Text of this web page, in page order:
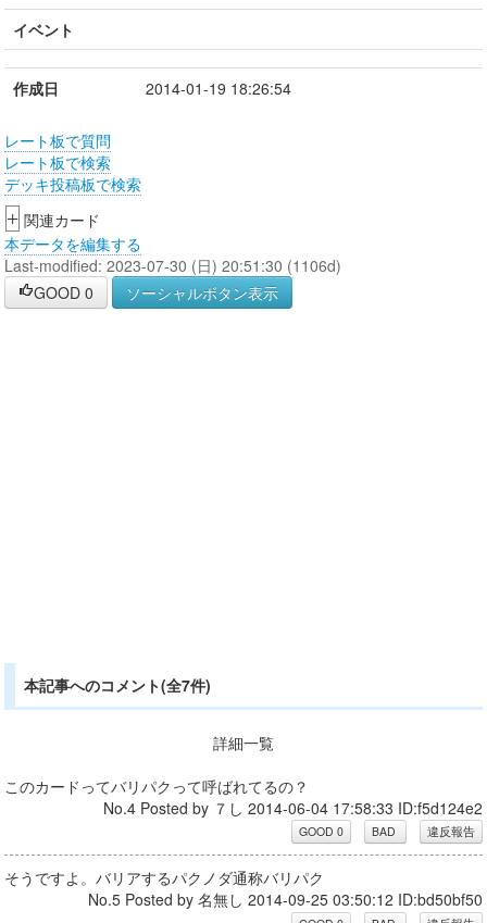
イベント
作成日 2014-01-19 18:26:54
レート板で質問
レート板で検索
デッキ投稿板で検索
+ 関連カード
本データを編集する
Last-modified: 2023-07-30 (日) 20:51:30 (1106d)
GOOD 0 ソーシャルボタン表示
本記事へのコメント(全7件)
詳細一覧
このカードってバリパクって呼ばれてるの？
No.4 Posted by ７し 2014-06-04 17:58:33 ID:f5d124e2
そうですよ。バリアするパクノダ通称バリパク
No.5 Posted by 名無し 2014-09-25 03:50:12 ID:bd50bf50